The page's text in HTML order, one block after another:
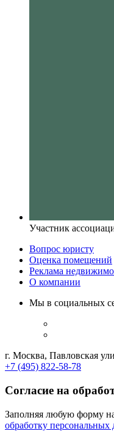
Участник
Вопрос юристу
Оценка помещений
Реклама
О компании
Мы в социальных
г. Москва, Павловская
+7 (495) 822-58-78
Согласие на
Заполняя любую форму на
обработку персональных